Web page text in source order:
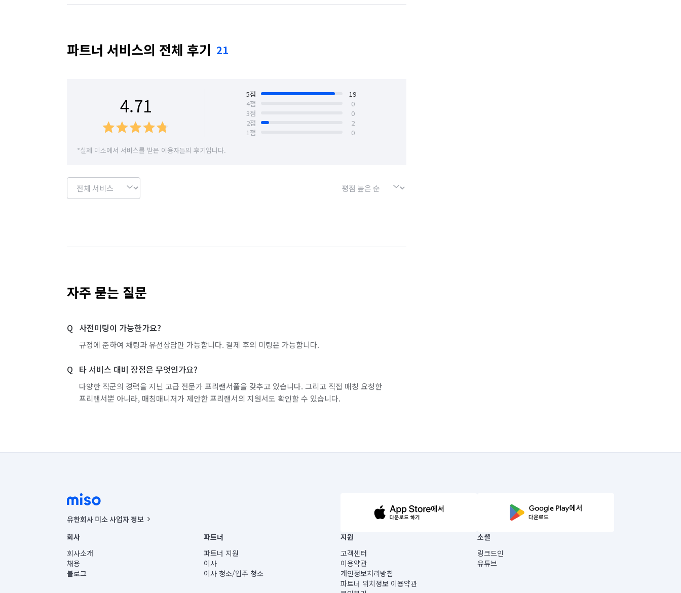
서울 은평구 서울 종로구 서울 중구
파트너 서비스의 전체 후기 21
4.71 5점
19
4점
0
3점
0
2점
2
1점
0
*실제 미소에서 서비스를 받은 이용자들의 후기입니다.
자주 묻는 질문
사전미팅이 가능한가요?
규정에 준하여 채팅과 유선상담만 가능합니다. 결제 후의 미팅은 가능합니다.
타 서비스 대비 장점은 무엇인가요?
다양한 직군의 경력을 지닌 고급 전문가 프리랜서풀을 갖추고 있습니다. 그리고 직접 매칭 요청한
프리랜서뿐 아니라, 매칭매니저가 제안한 프리랜서의 지원서도 확인할 수 있습니다.
유한회사 미소 사업자 정보
사업자등록번호 : 291-87-00271 | 인허가번호 : 2016-3220163-14-5-00019 |
통신판매신고번호 : 2024-서울종로-1400(공정거래위원회 정보) |
대표이사 : CHING VICTOR COLUMBIA RHEE
주소 | 본사: 서울특별시 종로구 율곡로 6(중학동, 트윈트리빌딩) B동 5층
컨택센터 : 서울특별시 종로구 수송동 율곡로 24, 7층, 8층 미소
회사
회사소개
채용
블로그
파트너
파트너 지원
이사
이사 청소/입주 청소
지원
고객센터
이용약관
개인정보처리방침
파트너 위치정보 이용약관
소셜
링크드인
유튜브